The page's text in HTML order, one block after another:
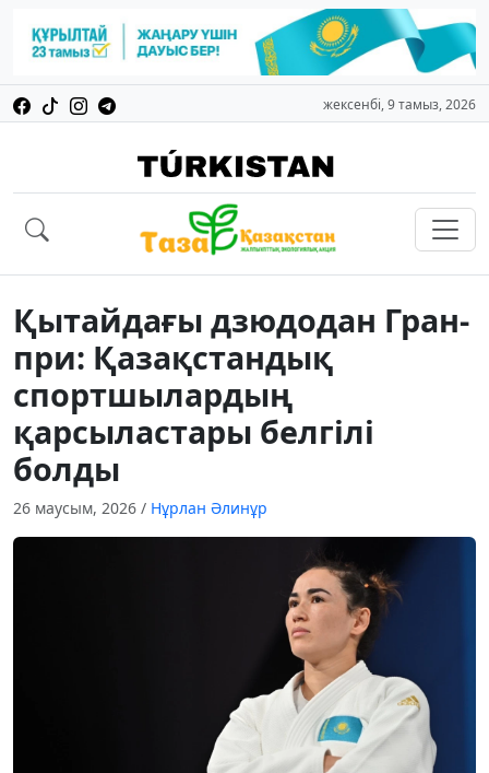
жексенбі, 9 тамыз, 2026
Қытайдағы дзюдодан Гран-
при: Қазақстандық
спортшылардың
қарсыластары белгілі
болды
26 маусым, 2026 / Нұрлан Әлинұр